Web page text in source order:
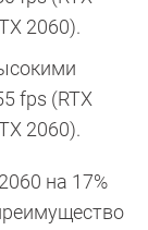
2060).
fps (RTX
2060).
на 17%